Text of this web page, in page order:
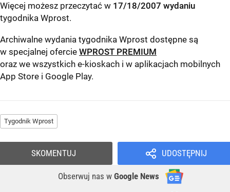
Więcej możesz przeczytać w 17/18/2007 wydaniu
tygodnika Wprost.
Archiwalne wydania tygodnika Wprost dostępne są
w specjalnej ofercie WPROST PREMIUM
oraz we wszystkich e-kioskach i w aplikacjach mobilnych
App Store i Google Play.
Tygodnik Wprost
UDOSTĘPNIJ
Obserwuj nas w Google News
SKOMENTUJ